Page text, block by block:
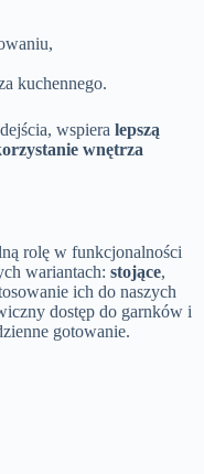
kuchennego.
wspiera lepszą
wnętrza
rolę w funkcjonalności
wariantach: stojące,
ich do naszych
dostęp do garnków i
gotowanie.